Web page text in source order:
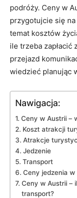
podróży. Ceny w
przygotujcie się
temat kosztów‍
ile ​trzeba ⁤zapłacić
przejazd‌
wiedzieć planując
Nawigacja:
Ceny w Austrii –
Koszt atrakcji
Atrakcje
Jedzenie
Transport
Ceny ​jedzenia
Ceny w Austrii –
transport?